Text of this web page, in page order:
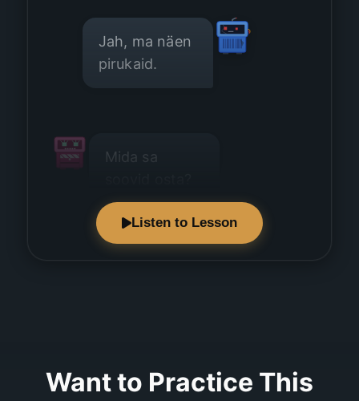
Jah, ma näen
pirukaid.
Mida sa
Listen to Lesson
Want to Practice This